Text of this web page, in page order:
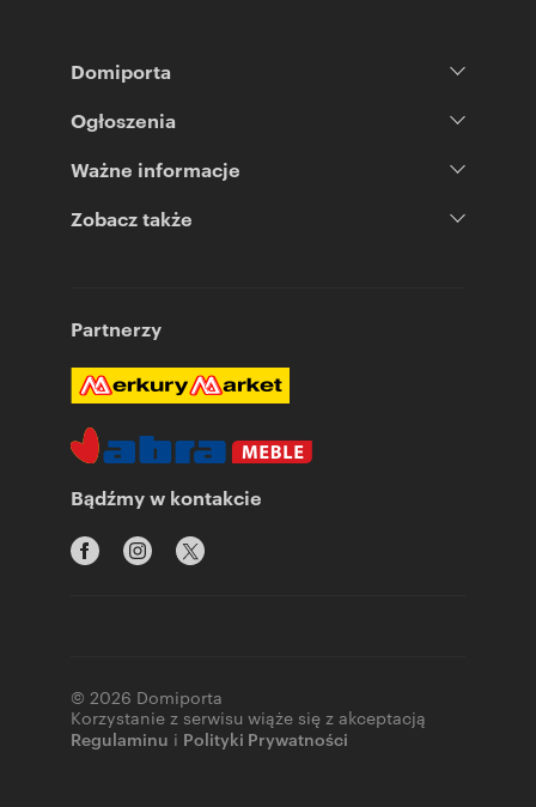
Domiporta
Ogłoszenia
Ważne informacje
Zobacz także
Partnerzy
Bądźmy w kontakcie
© 2026 Domiporta
Korzystanie z serwisu wiąże się z akceptacją
Regulaminu i Polityki Prywatności